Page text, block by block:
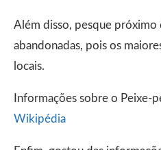
Além disso, pesque próximo
abandonadas, pois os
locais.
Informações sobre o Peixe-
Wikipédia